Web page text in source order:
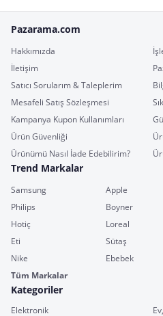
Pazarama.com
Hakkımızda
İletişim
Satıcı Sorularım & Taleplerim
Mesafeli Satış Sözleşmesi
Kampanya Kupon Kullanımları
Ürün Güvenliği
Ürünümü Nasıl İade Edebilirim?
Trend Markalar
Samsung Apple
Philips
Boyner
Hotiç
Loreal
Eti
Sütaş
Nike
Ebebek
Tüm Markalar
Kategoriler
Elektronik